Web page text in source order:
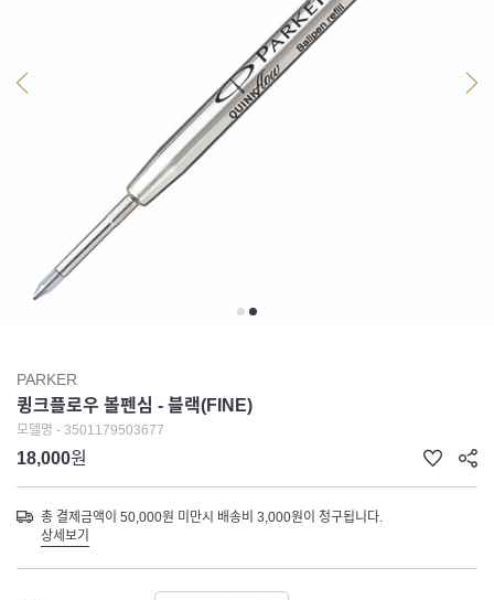
PARKER
큉크플로우 볼펜심 - 블랙(FINE)
모델명 - 3501179503677
18,000원
총 결제금액이 50,000원 미만시 배송비 3,000원이 청구됩니다.
상세보기